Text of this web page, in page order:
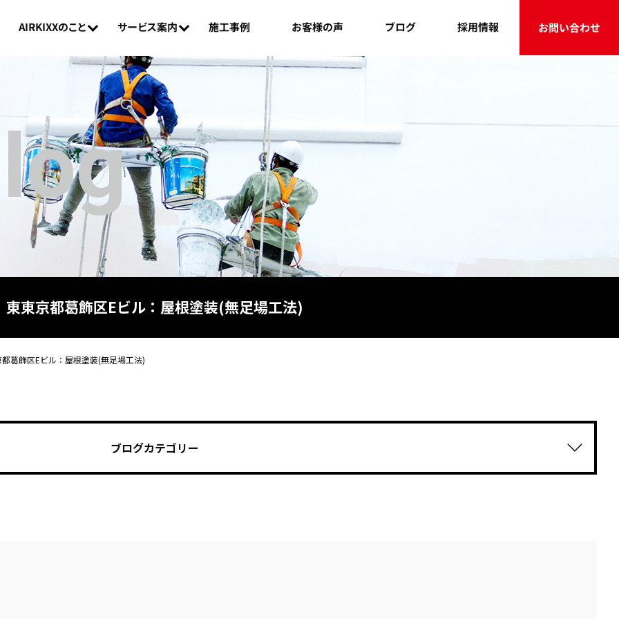
お問い合わせ
AIRKIXXのこと サービス案内 施工事例 お客様の声 ブログ 採用情報
東東京都葛飾区Eビル：屋根塗装(無足場工法)
葛飾区Eビル：屋根塗装(無足場工法)
ブログカテゴリー